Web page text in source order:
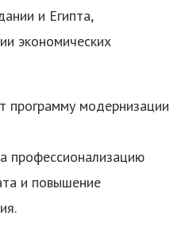
и Египта,
экономических
модернизации
профессионализацию
и повышение